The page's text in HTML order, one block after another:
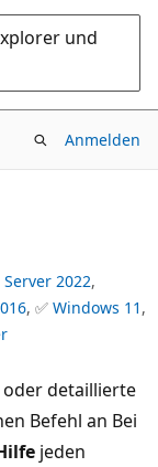
und
Anmelden
2022,
, ✅ Windows 11 ,
oder detaillierte
Befehl an Bei
jeden